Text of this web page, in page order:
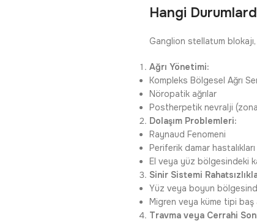
Hangi
Ganglion stellatum
Ağrı Yönetimi:
Kompleks Bölgesel Ağrı
Nöropatik ağrılar
Postherpetik nevralji (zona
Dolaşım Problemleri:
Raynaud Fenomeni
Periferik damar hastalıkları
El veya yüz bölgesindeki
Sinir Sistemi
Yüz veya boyun
Migren veya küme tipi baş
Travma veya Cerrahi